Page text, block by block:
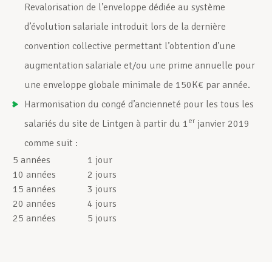
Revalorisation de l’enveloppe dédiée au système
d’évolution salariale introduit lors de la dernière
convention collective permettant l’obtention d’une
augmentation salariale et/ou une prime annuelle pour
une enveloppe globale minimale de 150K€ par année.
Harmonisation du congé d’ancienneté pour les tous les
salariés du site de Lintgen à partir du 1 er janvier 2019
comme suit :
5 années
1 jour
10 années
2 jours
15 années
3 jours
20 années
4 jours
25 années
5 jours